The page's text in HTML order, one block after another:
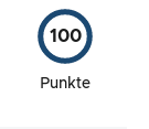
100
Punkte